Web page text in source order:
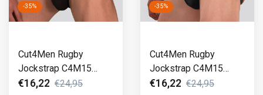
-35%
Cut4Men Rugby
Jockstrap C4M15
Rosa
€16,22 €24,95
-35%
Cut4Men Rugby
Jockstrap C4M15
Lime (258)
€16,22 €24,95